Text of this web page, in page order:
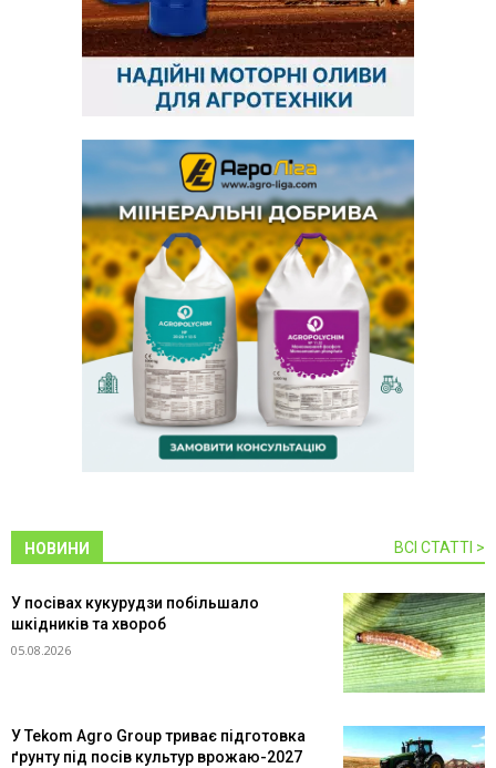
НОВИНИ ВСІ СТАТТІ >
У посівах кукурудзи побільшало
шкідників та хвороб
05.08.2026
У Tekom Agro Group триває підготовка
ґрунту під посів культур врожаю-2027